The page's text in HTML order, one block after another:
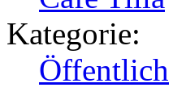
Kategorie:
Öffentlich